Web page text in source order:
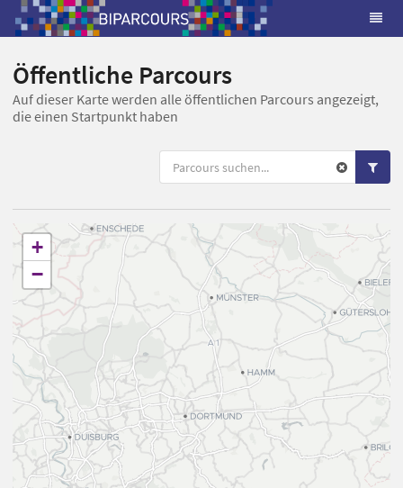
Öffentliche Parcours
Auf dieser Karte werden alle öffentlichen Parcours angezeigt,
die einen Startpunkt haben
+
−